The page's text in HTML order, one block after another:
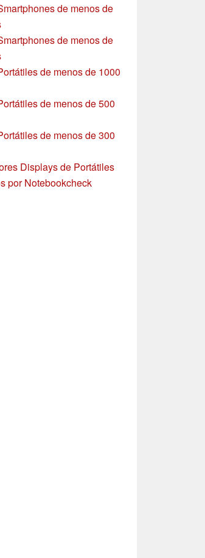
de menos de
de menos de
de menos de 1000
de menos de 500
de menos de 300
Displays de Portátiles
por Notebookcheck